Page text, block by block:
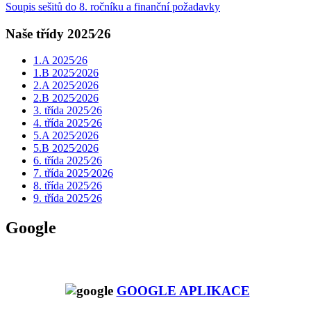
Soupis sešitů do 8. ročníku a finanční požadavky
Naše třídy 2025⁄26
1.A 2025⁄26
1.B 2025⁄2026
2.A 2025⁄2026
2.B 2025⁄2026
3. třída 2025⁄26
4. třída 2025⁄26
5.A 2025⁄2026
5.B 2025⁄2026
6. třída 2025⁄26
7. třída 2025⁄2026
8. třída 2025⁄26
9. třída 2025⁄26
Google
GOOGLE APLIKACE